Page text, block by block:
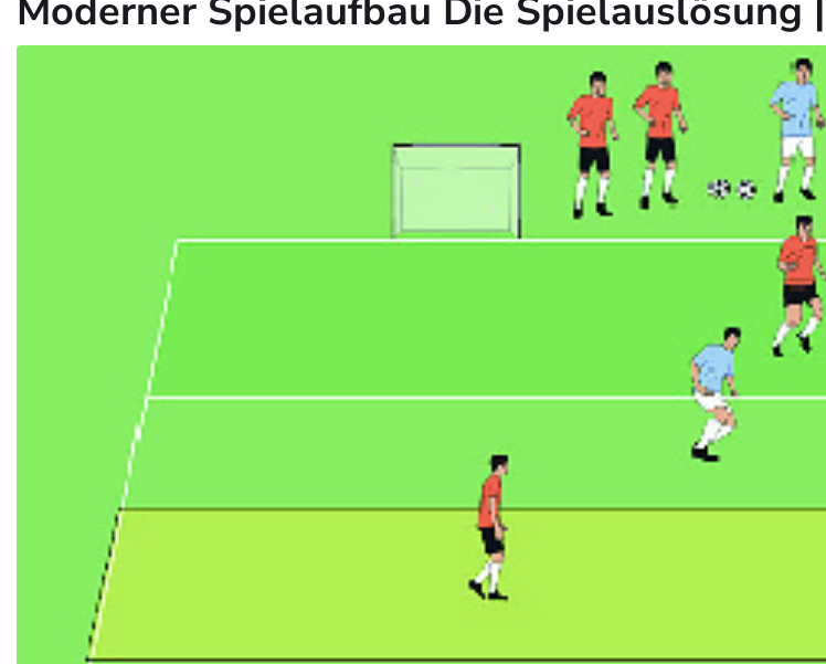
Moderner Spielaufbau Die